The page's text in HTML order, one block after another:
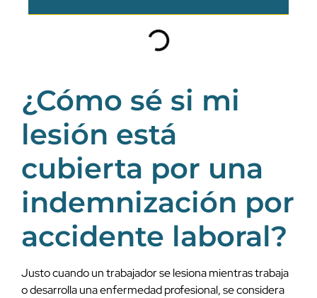
¿Cómo sé si mi
lesión está
cubierta por una
indemnización por
accidente laboral?
Justo cuando un trabajador se lesiona mientras trabaja
o desarrolla una enfermedad profesional, se considera